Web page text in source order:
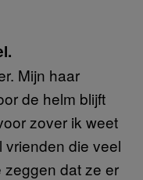
Mijn haar
de helm blijft
zover ik weet
vrienden die veel
zeggen dat ze er